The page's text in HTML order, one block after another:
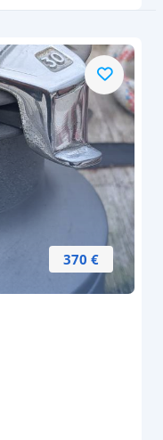
370 €